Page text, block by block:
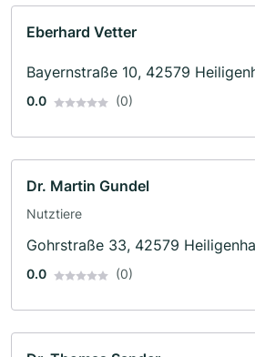
Eberhard Vetter
Bayernstraße 10, 42579
0.0 (0)
Dr. Martin Gundel
Nutztiere
Gohrstraße 33, 42579
0.0 (0)